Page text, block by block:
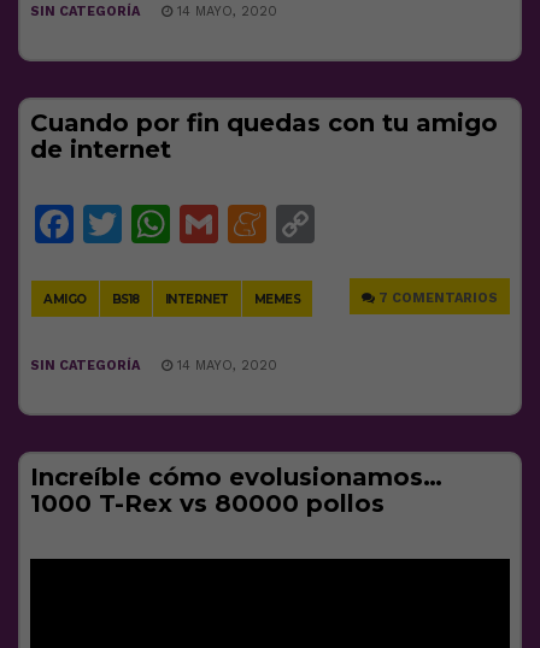
SIN CATEGORÍA 14 MAYO, 2020
Cuando por fin quedas con tu amigo
de internet
Facebook
Twitter
WhatsApp
GmailMeneame
AMIGO BS18 INTERNET MEMES 7 COMENTARIOS
SIN CATEGORÍA 14 MAYO, 2020
Increíble cómo evolusionamos…
1000 T-Rex vs 80000 pollos